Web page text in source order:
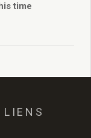
time
LIENS